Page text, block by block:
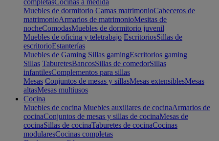
completasCocinas a medida
Muebles de dormitorio Camas matrimonioCabeceros de
matrimonioArmarios de matrimonioMesitas de
nocheComodasMuebles de dormitorio juvenil
Muebles de oficina y teletrabajo EscritoriosSillas de
escritorioEstanterías
Muebles de Gaming Sillas gamingEscritorios gaming
Sillas TaburetesBancosSillas de comedorSillas
infantilesComplementos para sillas
Mesas Conjuntos de mesas y sillasMesas extensiblesMesas
altasMesas multiusos
Cocina
Muebles de cocina Muebles auxiliares de cocinaArmarios de
cocinaConjuntos de mesas y sillas de cocinaMesas de
cocinaSillas de cocinaTaburetes de cocinaCocinas
modularesCocinas completas